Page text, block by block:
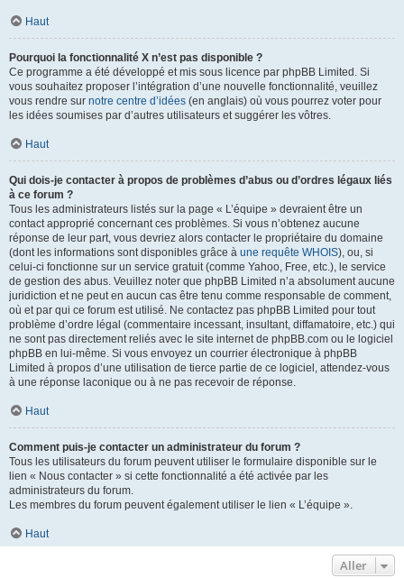
Haut
Pourquoi la fonctionnalité X n’est pas disponible ?
Ce programme a été développé et mis sous licence par phpBB Limited. Si
vous souhaitez proposer l’intégration d’une nouvelle fonctionnalité, veuillez
vous rendre sur notre centre d’idées (en anglais) où vous pourrez voter pour
les idées soumises par d’autres utilisateurs et suggérer les vôtres.
Haut
Qui dois-je contacter à propos de problèmes d’abus ou d’ordres légaux liés
à ce forum ?
Tous les administrateurs listés sur la page « L’équipe » devraient être un
contact approprié concernant ces problèmes. Si vous n’obtenez aucune
réponse de leur part, vous devriez alors contacter le propriétaire du domaine
(dont les informations sont disponibles grâce à une requête WHOIS), ou, si
celui-ci fonctionne sur un service gratuit (comme Yahoo, Free, etc.), le service
de gestion des abus. Veuillez noter que phpBB Limited n’a absolument aucune
juridiction et ne peut en aucun cas être tenu comme responsable de comment,
où et par qui ce forum est utilisé. Ne contactez pas phpBB Limited pour tout
problème d’ordre légal (commentaire incessant, insultant, diffamatoire, etc.) qui
ne sont pas directement reliés avec le site internet de phpBB.com ou le logiciel
phpBB en lui-même. Si vous envoyez un courrier électronique à phpBB
Limited à propos d’une utilisation de tierce partie de ce logiciel, attendez-vous
à une réponse laconique ou à ne pas recevoir de réponse.
Haut
Comment puis-je contacter un administrateur du forum ?
Tous les utilisateurs du forum peuvent utiliser le formulaire disponible sur le
lien « Nous contacter » si cette fonctionnalité a été activée par les
administrateurs du forum.
Les membres du forum peuvent également utiliser le lien « L’équipe ».
Haut
Aller